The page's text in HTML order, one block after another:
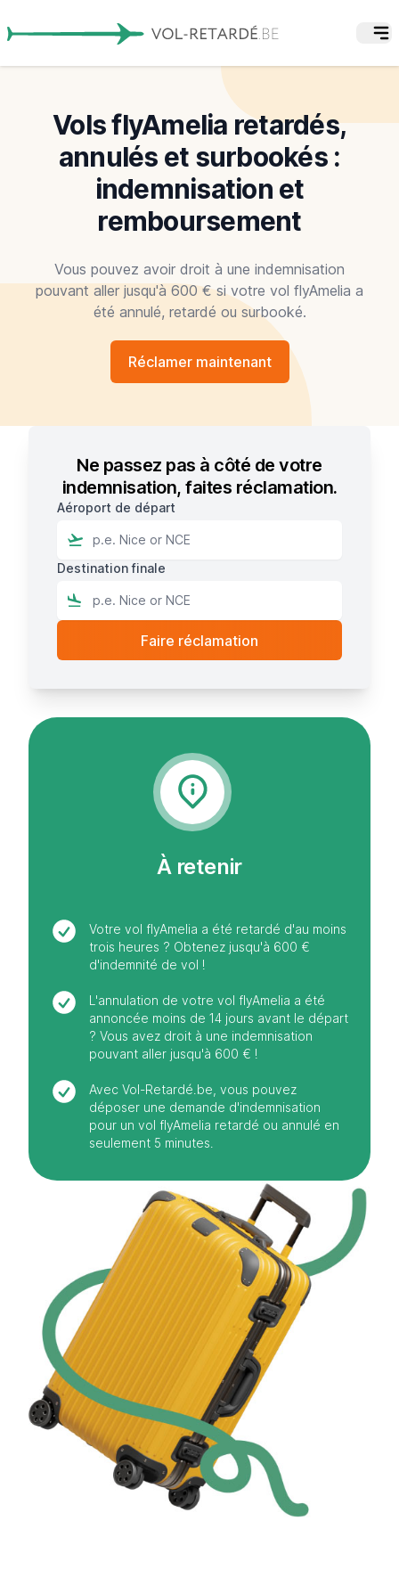
Vols flyAmelia retardés,
annulés et surbookés :
indemnisation et
remboursement
Vous pouvez avoir droit à une indemnisation
pouvant aller jusqu'à 600 € si votre vol flyAmelia a
été annulé, retardé ou surbooké.
Réclamer maintenant
Ne passez pas à côté de votre
indemnisation, faites réclamation.
Aéroport de départ
Destination finale
À retenir
Votre vol flyAmelia a été retardé d'au moins
trois heures ? Obtenez jusqu'à 600 €
d'indemnité de vol !
L'annulation de votre vol flyAmelia a été
annoncée moins de 14 jours avant le départ
? Vous avez droit à une indemnisation
pouvant aller jusqu'à 600 € !
Avec Vol-Retardé.be, vous pouvez
déposer une demande d'indemnisation
pour un vol flyAmelia retardé ou annulé en
seulement 5 minutes.